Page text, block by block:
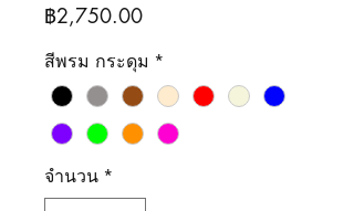
฿2,750.00ราคา
สีพรม กระดุม *
จำนวน *